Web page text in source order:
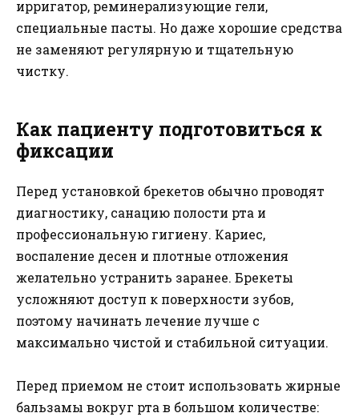
ирригатор, реминерализующие гели,
специальные пасты. Но даже хорошие средства
не заменяют регулярную и тщательную
чистку.
Как пациенту подготовиться к
фиксации
Перед установкой брекетов обычно проводят
диагностику, санацию полости рта и
профессиональную гигиену. Кариес,
воспаление десен и плотные отложения
желательно устранить заранее. Брекеты
усложняют доступ к поверхности зубов,
поэтому начинать лечение лучше с
максимально чистой и стабильной ситуации.
Перед приемом не стоит использовать жирные
бальзамы вокруг рта в большом количестве: